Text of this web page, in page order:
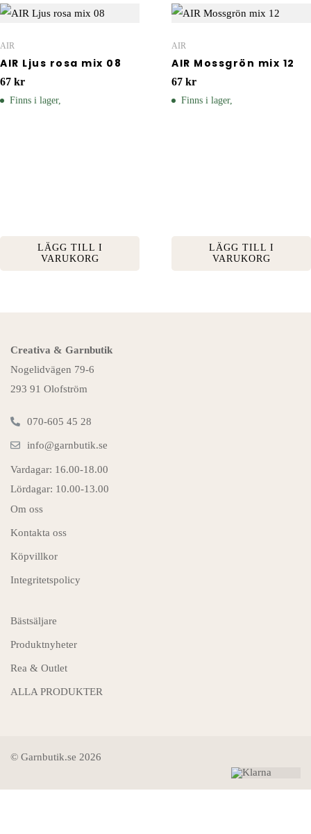
AIR
AIR Ljus rosa mix 08
67 kr
Finns i lager,
LÄGG TILL I
VARUKORG
AIR
AIR Mossgrön mix 12
67 kr
Finns i lager,
LÄGG TILL I
VARUKORG
Creativa & Garnbutik
Nogelidvägen 79-6
293 91 Olofström
070-605 45 28
info@garnbutik.se
Vardagar: 16.00-18.00
Lördagar: 10.00-13.00
Om oss
Kontakta oss
Köpvillkor
Integritetspolicy
Bästsäljare
Produktnyheter
Rea & Outlet
ALLA PRODUKTER
© Garnbutik.se 2026